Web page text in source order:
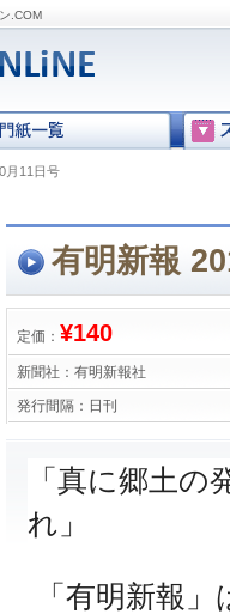
.COM
月11日号
有明新報
定価： ¥140
新聞社： 有明新報社
発行間隔： 日刊
「真に郷土の
れ」
「有明新報」